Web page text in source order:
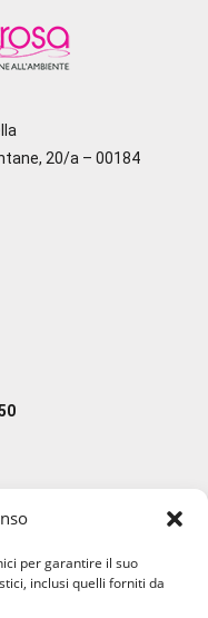
per garantire il suo
inclusi quelli forniti da
20/a – 00184